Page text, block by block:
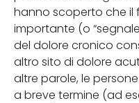
hanno scoperto che il
importante (o
del dolore cronico
altro sito di dolore
altre parole, le
a breve termine (ad